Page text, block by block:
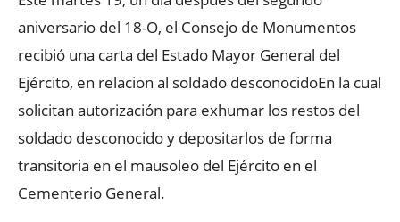
aniversario del 18-O, el Consejo de Monumentos
recibió una carta del Estado Mayor General del
Ejército, en relacion al soldado desconocidoEn la cual
solicitan autorización para exhumar los restos del
soldado desconocido y depositarlos de forma
transitoria en el mausoleo del Ejército en el
Cementerio General.